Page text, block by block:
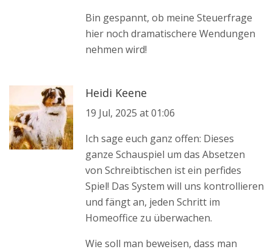
Bin gespannt, ob meine Steuerfrage
hier noch dramatischere Wendungen
nehmen wird!
Heidi Keene
19 Jul, 2025 at 01:06
Ich sage euch ganz offen: Dieses
ganze Schauspiel um das Absetzen
von Schreibtischen ist ein perfides
Spiel! Das System will uns kontrollieren
und fängt an, jeden Schritt im
Homeoffice zu überwachen.
Wie soll man beweisen, dass man